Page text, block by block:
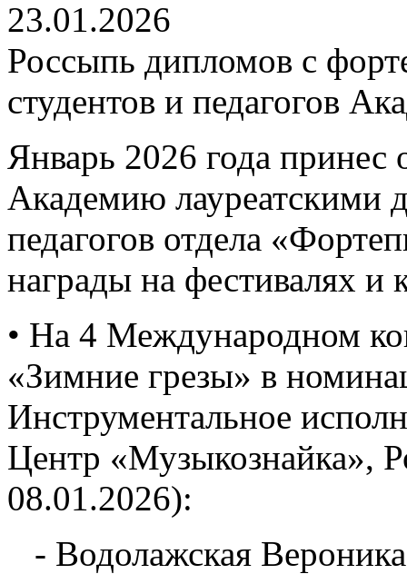
23.01.2026
Россыпь дипломов с
студентов и педагогов
Январь 2026 года принес
Академию лауреатскими
педагогов отдела
награды на фестивалях и
• На 4 Международном
«Зимние грезы» в
Инструментальное
Центр «Музыкознайка»,
08.01.2026):
- Водолажская